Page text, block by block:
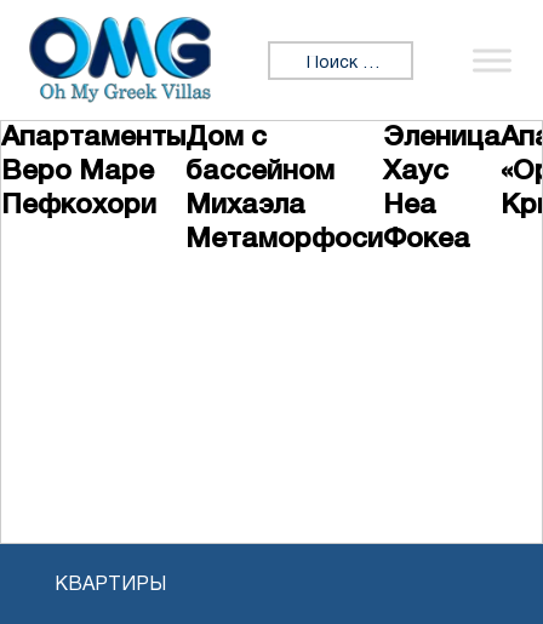
Перейти к содержимому
Искать:
Апартаменты
Веро Маре
Пефкохори
Дом с
бассейном
Михаэла
Метаморфоси
Эленица
Хаус
Неа
Фокеа
КВАРТИРЫ